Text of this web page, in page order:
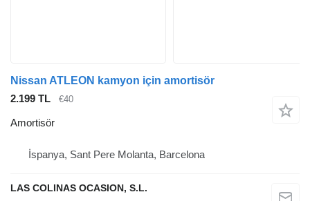
Nissan ATLEON kamyon için amortisör
2.199 TL
€40
Amortisör
İspanya, Sant Pere Molanta, Barcelona
LAS COLINAS OCASION, S.L.